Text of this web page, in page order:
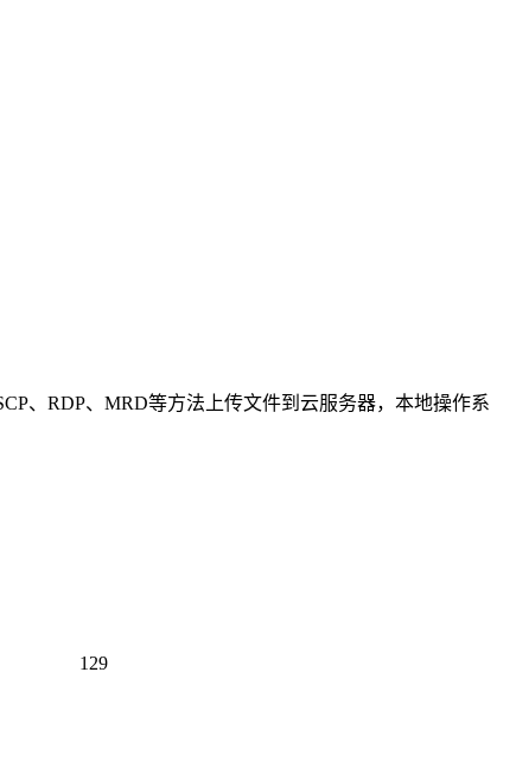
、RDP、MRD等方法上传文件到云服务器，本地操作系
129